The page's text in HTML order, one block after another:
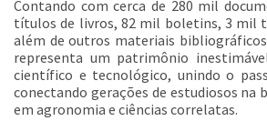
Contando com cerca de 280 mil
títulos de livros, 82 mil boletins, 3 mil
além de outros materiais
representa um patrimônio
científico e tecnológico, unindo o
conectando gerações de estudiosos na
em agronomia e ciências correlatas.